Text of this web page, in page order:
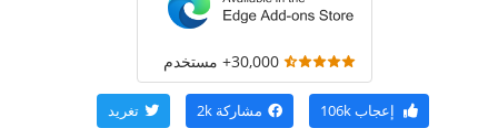
30,000+ مستخدم
إعجاب106k مشاركة 2k تغريد